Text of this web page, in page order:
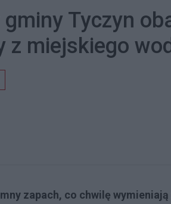
Tyczyn
z miejskiego
zapach, co chwilę